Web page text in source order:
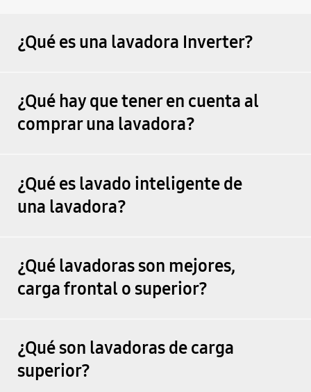
¿Qué es una lavadora Inverter?
¿Qué hay que tener en cuenta al
comprar una lavadora?
¿Qué es lavado inteligente de
una lavadora?
¿Qué lavadoras son mejores,
carga frontal o superior?
¿Qué son lavadoras de carga
superior?